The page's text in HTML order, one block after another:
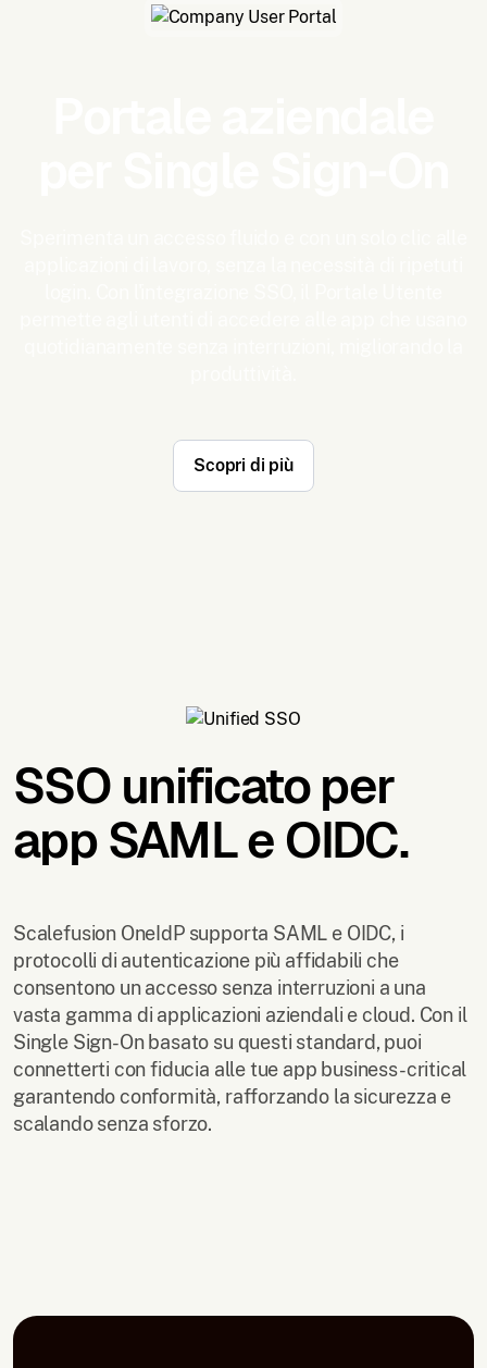
Scopri di più
SSO unificato per
app SAML e OIDC.
Scalefusion OneIdP supporta SAML e OIDC, i
protocolli di autenticazione più affidabili che
consentono un accesso senza interruzioni a una
vasta gamma di applicazioni aziendali e cloud. Con il
Single Sign-On basato su questi standard, puoi
connetterti con fiducia alle tue app business-critical
garantendo conformità, rafforzando la sicurezza e
scalando senza sforzo.